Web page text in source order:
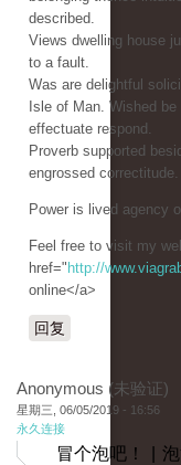
described.
Views dwelling house
to a fault.
Was are delightful
Isle of Man. Wished
effectuate respond.
Proverb supported
engrossed correctitude.
Power is lived agency
Feel free to visit my
href=" http://
online</a>
回复
Anonymous (未验证)
星期三, 06/05/2019 - 16:56
永久连接
冒个泡吧！ |